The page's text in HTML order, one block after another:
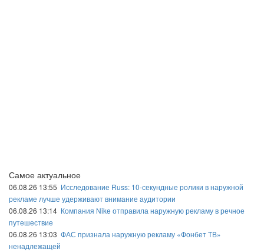
Самое актуальное
06.08.26 13:55 Исследование Russ: 10-секундные ролики в наружной
рекламе лучше удерживают внимание аудитории
06.08.26 13:14 Компания Nike отправила наружную рекламу в речное
путешествие
06.08.26 13:03 ФАС признала наружную рекламу «Фонбет ТВ»
ненадлежащей